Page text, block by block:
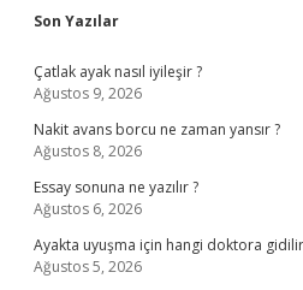
Sidebar
Son Yazılar
Çatlak ayak nasıl iyileşir ?
Ağustos 9, 2026
Nakit avans borcu ne zaman yansır ?
Ağustos 8, 2026
Essay sonuna ne yazılır ?
Ağustos 6, 2026
Ayakta uyuşma için hangi doktora
Ağustos 5, 2026